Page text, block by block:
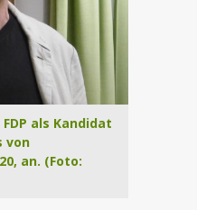
als Kandidat
von
an. (Foto: